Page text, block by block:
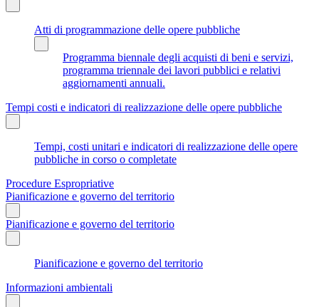
Atti di programmazione delle opere pubbliche
Programma biennale degli acquisti di beni e servizi,
programma triennale dei lavori pubblici e relativi
aggiornamenti annuali.
Tempi costi e indicatori di realizzazione delle opere pubbliche
Tempi, costi unitari e indicatori di realizzazione delle opere
pubbliche in corso o completate
Procedure Espropriative
Pianificazione e governo del territorio
Pianificazione e governo del territorio
Pianificazione e governo del territorio
Informazioni ambientali